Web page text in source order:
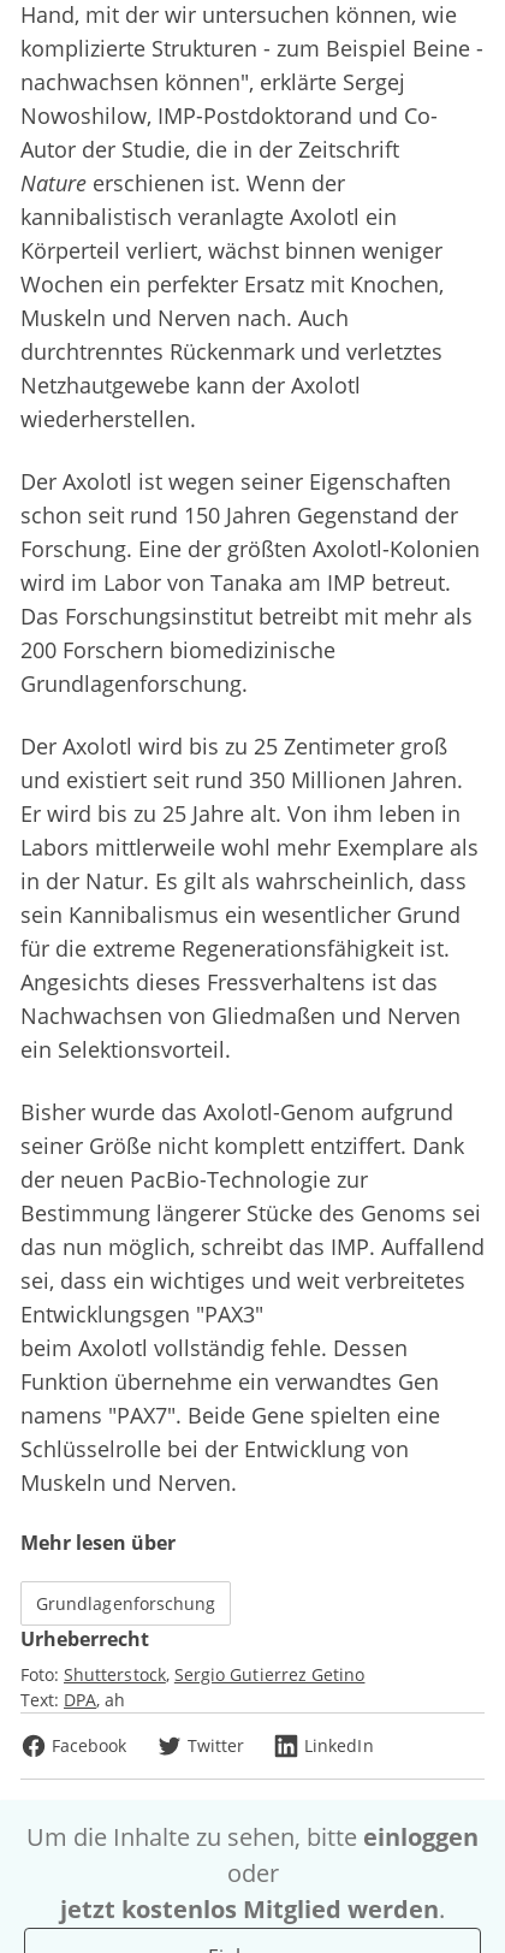
Hand, mit der wir untersuchen können, wie
komplizierte Strukturen - zum Beispiel Beine -
nachwachsen können", erklärte Sergej
Nowoshilow, IMP-Postdoktorand und Co-
Autor der Studie, die in der Zeitschrift
Nature erschienen ist. Wenn der
kannibalistisch veranlagte Axolotl ein
Körperteil verliert, wächst binnen weniger
Wochen ein perfekter Ersatz mit Knochen,
Muskeln und Nerven nach. Auch
durchtrenntes Rückenmark und verletztes
Netzhautgewebe kann der Axolotl
wiederherstellen.
Der Axolotl ist wegen seiner Eigenschaften
schon seit rund 150 Jahren Gegenstand der
Forschung. Eine der größten Axolotl-Kolonien
wird im Labor von Tanaka am IMP betreut.
Das Forschungsinstitut betreibt mit mehr als
200 Forschern biomedizinische
Grundlagenforschung.
Der Axolotl wird bis zu 25 Zentimeter groß
und existiert seit rund 350 Millionen Jahren.
Er wird bis zu 25 Jahre alt. Von ihm leben in
Labors mittlerweile wohl mehr Exemplare als
in der Natur. Es gilt als wahrscheinlich, dass
sein Kannibalismus ein wesentlicher Grund
für die extreme Regenerationsfähigkeit ist.
Angesichts dieses Fressverhaltens ist das
Nachwachsen von Gliedmaßen und Nerven
ein Selektionsvorteil.
Bisher wurde das Axolotl-Genom aufgrund
seiner Größe nicht komplett entziffert. Dank
der neuen PacBio-Technologie zur
Bestimmung längerer Stücke des Genoms sei
das nun möglich, schreibt das IMP. Auffallend
sei, dass ein wichtiges und weit verbreitetes
Entwicklungsgen "PAX3"
beim Axolotl vollständig fehle. Dessen
Funktion übernehme ein verwandtes Gen
namens "PAX7". Beide Gene spielten eine
Schlüsselrolle bei der Entwicklung von
Muskeln und Nerven.
Mehr lesen über
Grundlagenforschung
Urheberrecht
Foto: Shutterstock Sergio Gutierrez Getino
Text: DPA ah
Facebook
Twitter LinkedIn
Um die Inhalte zu sehen, bitte einloggen
oder
jetzt kostenlos Mitglied werden.